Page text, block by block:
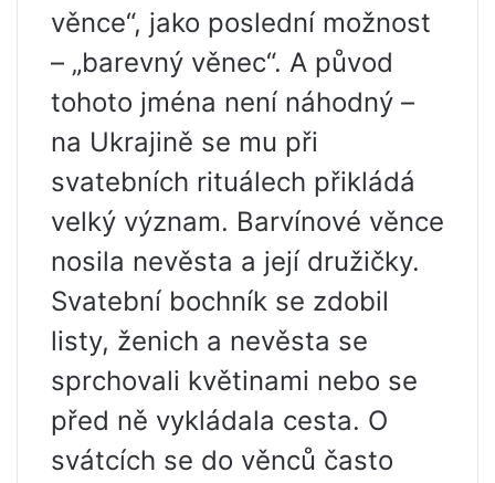
věnce“, jako poslední možnost
– „barevný věnec“. A původ
tohoto jména není náhodný –
na Ukrajině se mu při
svatebních rituálech přikládá
velký význam. Barvínové věnce
nosila nevěsta a její družičky.
Svatební bochník se zdobil
listy, ženich a nevěsta se
sprchovali květinami nebo se
před ně vykládala cesta. O
svátcích se do věnců často